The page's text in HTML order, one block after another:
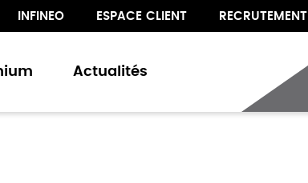
INFINEO ESPACE CLIENT RECRUTEMENT
Actualités